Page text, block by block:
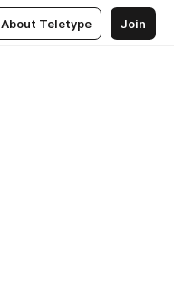
About Teletype Join